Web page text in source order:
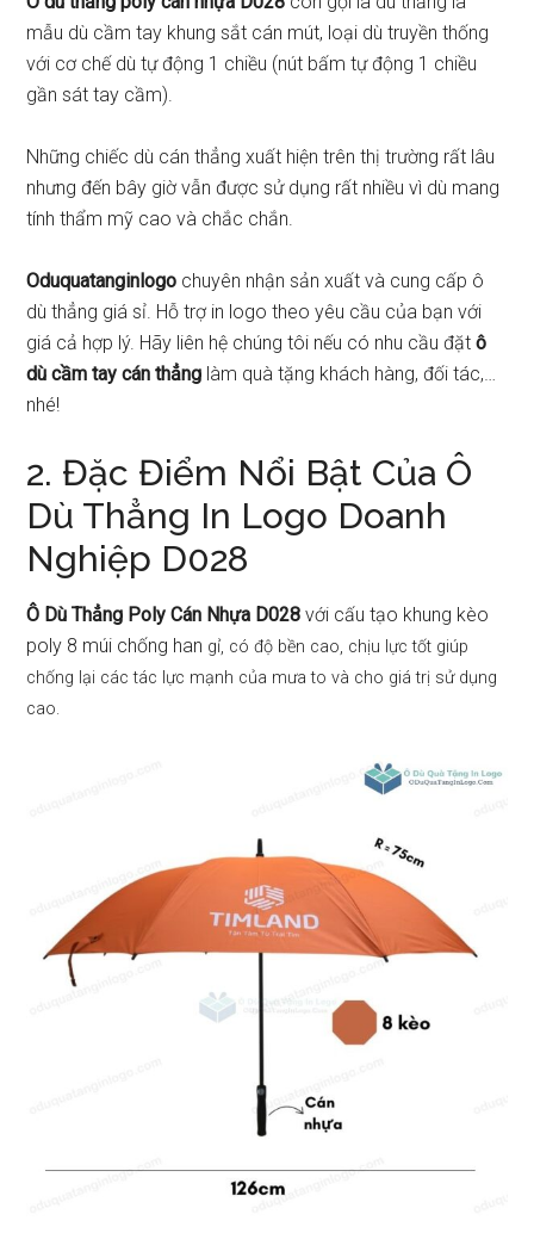
mẫu dù cầm tay khung sắt cán mút, loại dù truyền thống
với cơ chế dù tự động 1 chiều (nút bấm tự động 1 chiều
gần sát tay cầm).
Những chiếc dù cán thẳng xuất hiện trên thị trường rất lâu
nhưng đến bây giờ vẫn được sử dụng rất nhiều vì dù mang
tính thẩm mỹ cao và chắc chắn.
Oduquatanginlogo chuyên nhận sản xuất và cung cấp ô
dù thẳng giá sỉ. Hỗ trợ in logo theo yêu cầu của bạn với
giá cả hợp lý. Hãy liên hệ chúng tôi nếu có nhu cầu đặtô
dù cầm tay cán thẳng làm quà tặng khách hàng, đối tác,…
nhé!
2. Đặc Điểm Nổi Bật Của Ô
Dù Thẳng In Logo Doanh
Nghiệp D028
Ô Dù Thẳng Poly Cán Nhựa D028 với cấu tạo khung kèo
poly 8 múi chống han gỉ, có độ bền cao, chịu lực tốt giúp
chống lại các tác lực mạnh của mưa to và cho giá trị sử dụng
cao.